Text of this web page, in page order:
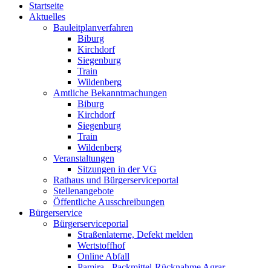
Startseite
Aktuelles
Bauleitplanverfahren
Biburg
Kirchdorf
Siegenburg
Train
Wildenberg
Amtliche Bekanntmachungen
Biburg
Kirchdorf
Siegenburg
Train
Wildenberg
Veranstaltungen
Sitzungen in der VG
Rathaus und Bürgerserviceportal
Stellenangebote
Öffentliche Ausschreibungen
Bürgerservice
Bürgerserviceportal
Straßenlaterne, Defekt melden
Wertstoffhof
Online Abfall